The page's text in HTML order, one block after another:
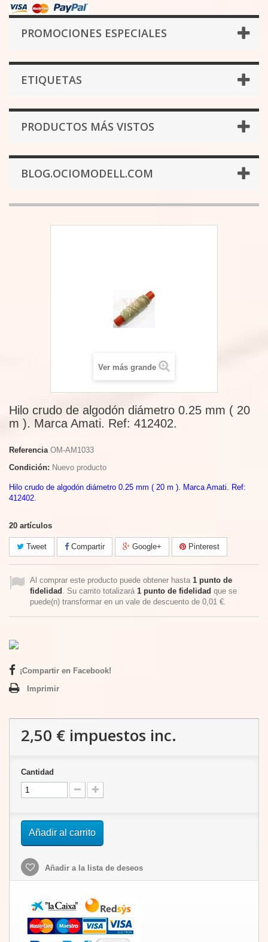
PROMOCIONES ESPECIALES
ETIQUETAS
PRODUCTOS MÁS VISTOS
BLOG.OCIOMODELL.COM
Ver más grande
Hilo crudo de algodón diámetro 0.25 mm ( 20
m ). Marca Amati. Ref: 412402.
Referencia OM-AM1033
Condición: Nuevo producto
Hilo crudo de algodón diámetro 0.25 mm ( 20 m ). Marca Amati. Ref:
412402.
20 artículos
Tweet Compartir Google+ Pinterest
Al comprar este producto puede obtener hasta 1 punto de
fidelidad . Su carrito totalizará 1 punto de fidelidad que se
puede(n) transformar en un vale de descuento de 0,01 €.
¡Compartir en Facebook!
Imprimir
2,50 € impuestos inc.
Cantidad
Añadir al carrito
Añadir a la lista de deseos